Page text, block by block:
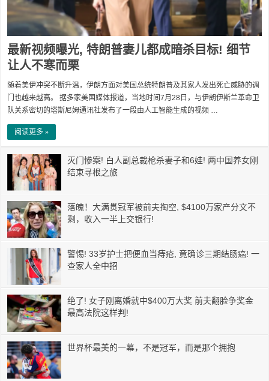
最新视频曝光, 特朗普妻儿都成暗杀目标! 细节
让人不寒而栗
随着美伊冲突不断升温，伊朗方面对美国总统特朗普及其家人发出死亡威胁的调
门也越来越高。 据多家美国媒体报道，当地时间7月28日，与伊朗伊斯兰革命卫
队关系密切的塔斯尼姆通讯社发布了一段由人工智能生成的视频 …
阅读更多 »
灭门惨案! 白人副总裁枪杀妻子和6娃! 两中国养女刚
结束寻根之旅
落魄！大满贯冠军被前夫掏空, $4100万家产分文不
剩，收入一半上交银行!
警惕! 33岁护士把便血当痔疮, 竟确诊三期结肠癌! 一
查家人全中招
绝了! 女子刚离婚就中$400万大奖 前夫翻脸争奖金
最高法院这样判!
世界杯最美的一幕，不是冠军，而是那个拥抱